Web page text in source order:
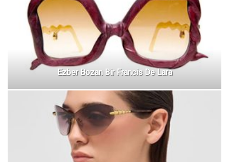
Ezber Bozan Bir Francis De Lara